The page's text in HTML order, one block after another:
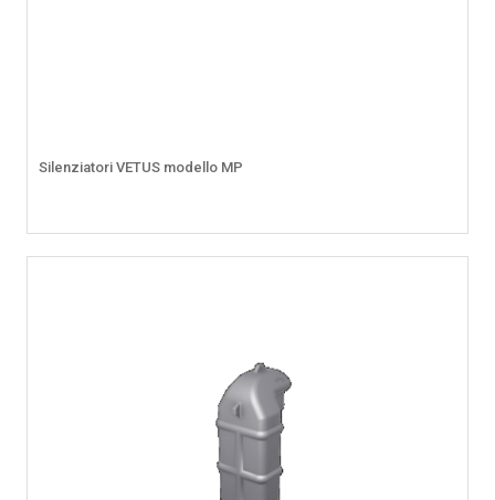
Silenziatori VETUS modello MP